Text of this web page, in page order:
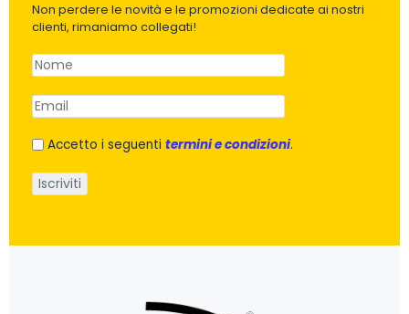
Non perdere le novità e le promozioni dedicate ai nostri
clienti, rimaniamo collegati!
Accetto i seguenti termini e condizioni.